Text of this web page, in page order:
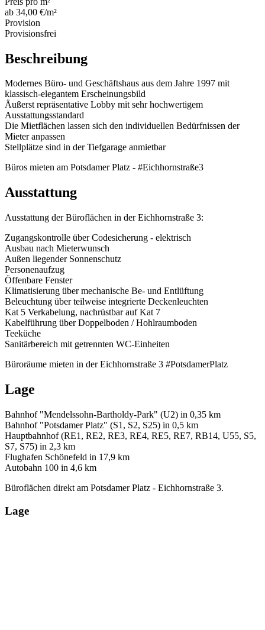
ab 34,00 €/m²
Provision
Provisionsfrei
Beschreibung
Modernes Büro- und Geschäftshaus aus dem Jahre 1997 mit
klassisch-elegantem Erscheinungsbild
Äußerst repräsentative Lobby mit sehr hochwertigem
Ausstattungsstandard
Die Mietflächen lassen sich den individuellen Bedürfnissen der
Mieter anpassen
Stellplätze sind in der Tiefgarage anmietbar
Büros mieten am Potsdamer Platz - #Eichhornstraße3
Ausstattung
Ausstattung der Büroflächen in der Eichhornstraße 3:
Zugangskontrolle über Codesicherung - elektrisch
Ausbau nach Mieterwunsch
Außen liegender Sonnenschutz
Personenaufzug
Öffenbare Fenster
Klimatisierung über mechanische Be- und Entlüftung
Beleuchtung über teilweise integrierte Deckenleuchten
Kat 5 Verkabelung, nachrüstbar auf Kat 7
Kabelführung über Doppelboden / Hohlraumboden
Teeküche
Sanitärbereich mit getrennten WC-Einheiten
Büroräume mieten in der Eichhornstraße 3 #PotsdamerPlatz
Lage
Bahnhof "Mendelssohn-Bartholdy-Park" (U2) in 0,35 km
Bahnhof "Potsdamer Platz" (S1, S2, S25) in 0,5 km
Hauptbahnhof (RE1, RE2, RE3, RE4, RE5, RE7, RB14, U55, S5,
S7, S75) in 2,3 km
Flughafen Schönefeld in 17,9 km
Autobahn 100 in 4,6 km
Büroflächen direkt am Potsdamer Platz - Eichhornstraße 3.
Lage